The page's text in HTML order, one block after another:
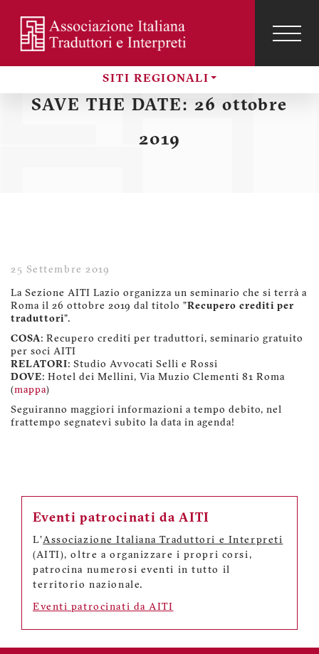
contenuto
principale
Sezioni
SITI REGIONALI
Menu
profilo
SAVE THE DATE: 26 ottobre
2019
25 Settembre 2019
La Sezione AITI Lazio organizza un seminario che si terrà a
Roma il 26 ottobre 2019 dal titolo "Recupero crediti per
traduttori".
COSA: Recupero crediti per traduttori, seminario gratuito
per soci AITI
RELATORI: Studio Avvocati Selli e Rossi
DOVE: Hotel dei Mellini, Via Muzio Clementi 81 Roma
(mappa)
Seguiranno maggiori informazioni a tempo debito, nel
frattempo segnatevi subito la data in agenda!
Eventi patrocinati da AITI
L'Associazione Italiana Traduttori e Interpreti
(AITI), oltre a organizzare i propri corsi,
patrocina numerosi eventi in tutto il
territorio nazionale.
Eventi patrocinati da AITI